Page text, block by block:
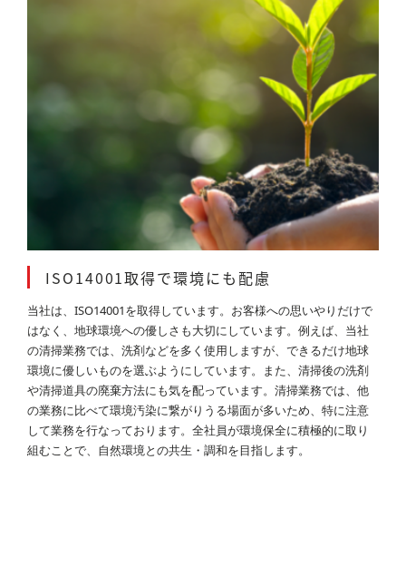
ISO14001取得で環境にも配慮
当社は、ISO14001を取得しています。お客様への思いやりだけで
はなく、地球環境への優しさも大切にしています。例えば、当社
の清掃業務では、洗剤などを多く使用しますが、できるだけ地球
環境に優しいものを選ぶようにしています。また、清掃後の洗剤
や清掃道具の廃棄方法にも気を配っています。清掃業務では、他
の業務に比べて環境汚染に繋がりうる場面が多いため、特に注意
して業務を行なっております。全社員が環境保全に積極的に取り
組むことで、自然環境との共生・調和を目指します。